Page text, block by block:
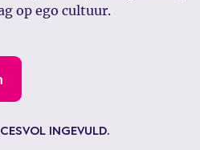
op ego cultuur.
INGEVULD.